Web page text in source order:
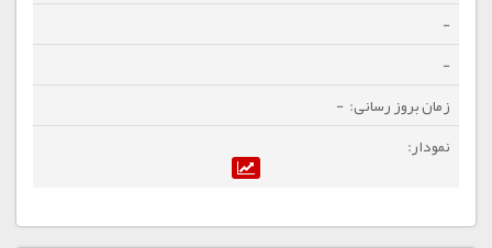
-
-
-